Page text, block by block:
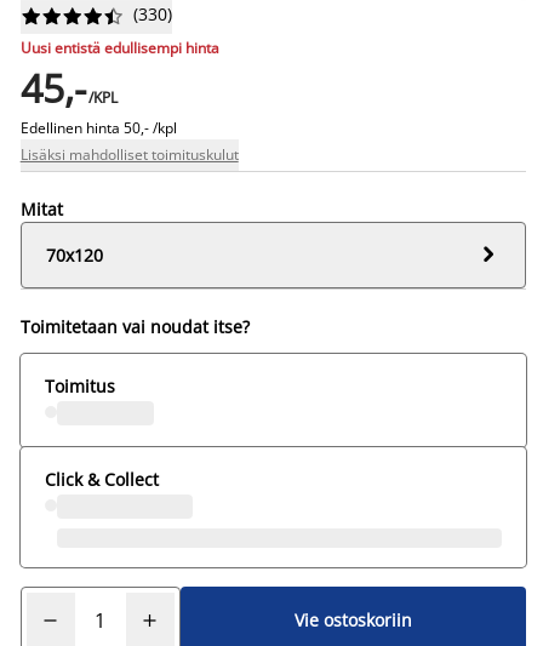





 (330)
Uusi entistä edullisempi hinta
45,-/KPL
Edellinen hinta 50,- /kpl
Lisäksi mahdolliset toimituskulut
Mitat
70x120

Toimitetaan vai noudat itse?
Toimitus
Click & Collect
Vie ostoskoriin